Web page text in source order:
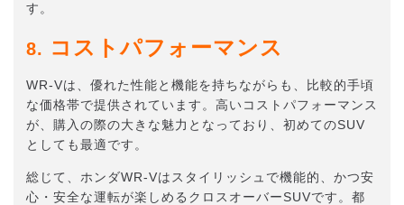
す。
8. コストパフォーマンス
WR-Vは、優れた性能と機能を持ちながらも、比較的手頃
な価格帯で提供されています。高いコストパフォーマンス
が、購入の際の大きな魅力となっており、初めてのSUV
としても最適です。
総じて、ホンダWR-Vはスタイリッシュで機能的、かつ安
心・安全な運転が楽しめるクロスオーバーSUVです。都